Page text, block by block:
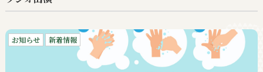
お知らせ 新着情報